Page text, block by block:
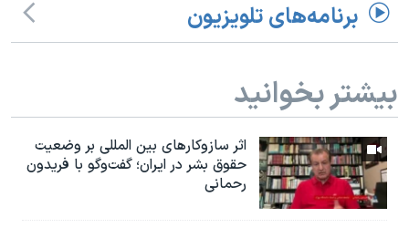
برنامه‌های تلویزیون
بیشتر بخوانید
اثر ساز‌و‌کارهای بین المللی بر وضعیت
حقوق بشر در ایران؛ گفت‌وگو با فریدون
رحمانی